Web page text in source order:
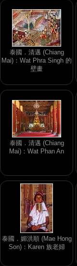
泰國．清邁 (Chiang
Mai)：Wat Phra Singh 的
壁畫
泰國．清邁 (Chiang
Mai)：Wat Phan An
泰國．媚洪順 (Mae Hong
Son)：Karen 族老婦